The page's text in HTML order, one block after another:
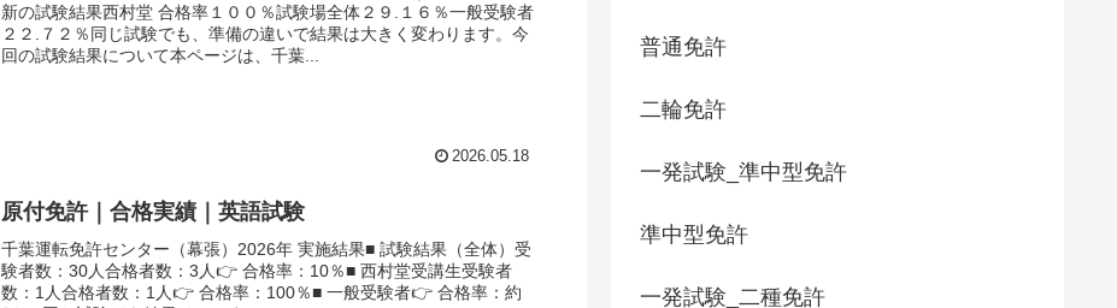
新の試験結果西村堂 合格率１００％試験場全体２９.１６％一般受験者
２２.７２％同じ試験でも、準備の違いで結果は大きく変わります。今
回の試験結果について本ページは、千葉...
2026.05.18
原付免許｜合格実績｜英語試験
千葉運転免許センター（幕張）2026年 実施結果■ 試験結果（全体）受
験者数：30人合格者数：3人👉 合格率：10％■ 西村堂受講生受験者
数：1人合格者数：1人👉 合格率：100％■ 一般受験者👉 合格率：約
普通免許
二輪免許
一発試験_準中型免許
準中型免許
一発試験_二種免許